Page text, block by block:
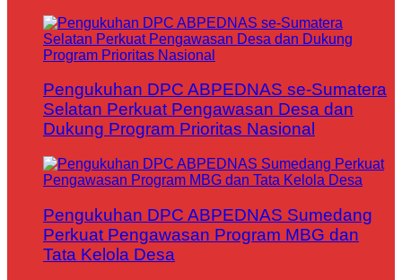
Pengukuhan DPC ABPEDNAS se-Sumatera
Selatan Perkuat Pengawasan Desa dan
Dukung Program Prioritas Nasional
Pengukuhan DPC ABPEDNAS Sumedang
Perkuat Pengawasan Program MBG dan
Tata Kelola Desa